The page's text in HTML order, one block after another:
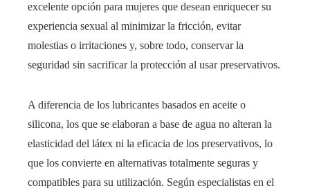
excelente opción para mujeres que desean enriquecer su
experiencia sexual al minimizar la fricción, evitar
molestias o irritaciones y, sobre todo, conservar la
seguridad sin sacrificar la protección al usar preservativos.
A diferencia de los lubricantes basados en aceite o
silicona, los que se elaboran a base de agua no alteran la
elasticidad del látex ni la eficacia de los preservativos, lo
que los convierte en alternativas totalmente seguras y
compatibles para su utilización. Según especialistas en el